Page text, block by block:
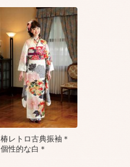
椿レトロ古典振袖＊
個性的な白＊